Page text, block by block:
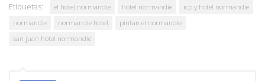
Etiquetas: el hotel normandie hotel normandie
icp y hotel normandie
normandie
normandie hotel
pintan el normandie
san juan hotel normandie